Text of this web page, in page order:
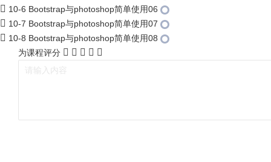
10-6 Bootstrap与photoshop简单使用06
10-7 Bootstrap与photoshop简单使用07
10-8 Bootstrap与photoshop简单使用08
为课程评分